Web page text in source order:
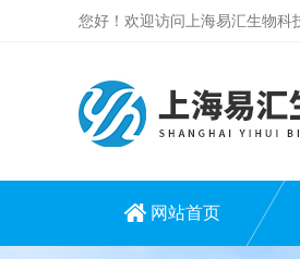
您好！欢迎访问上海易汇生物科
网站首页